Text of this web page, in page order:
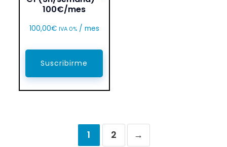
100€/mes
100,00€ IVA 0% / mes
Suscribirme
1 2 →